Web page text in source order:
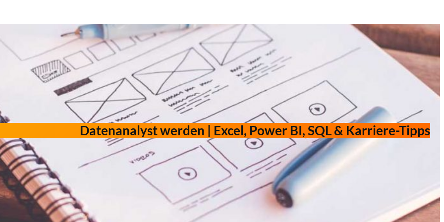
Datenanalyst werden | Excel, Power BI, SQL & Karriere-Tipps